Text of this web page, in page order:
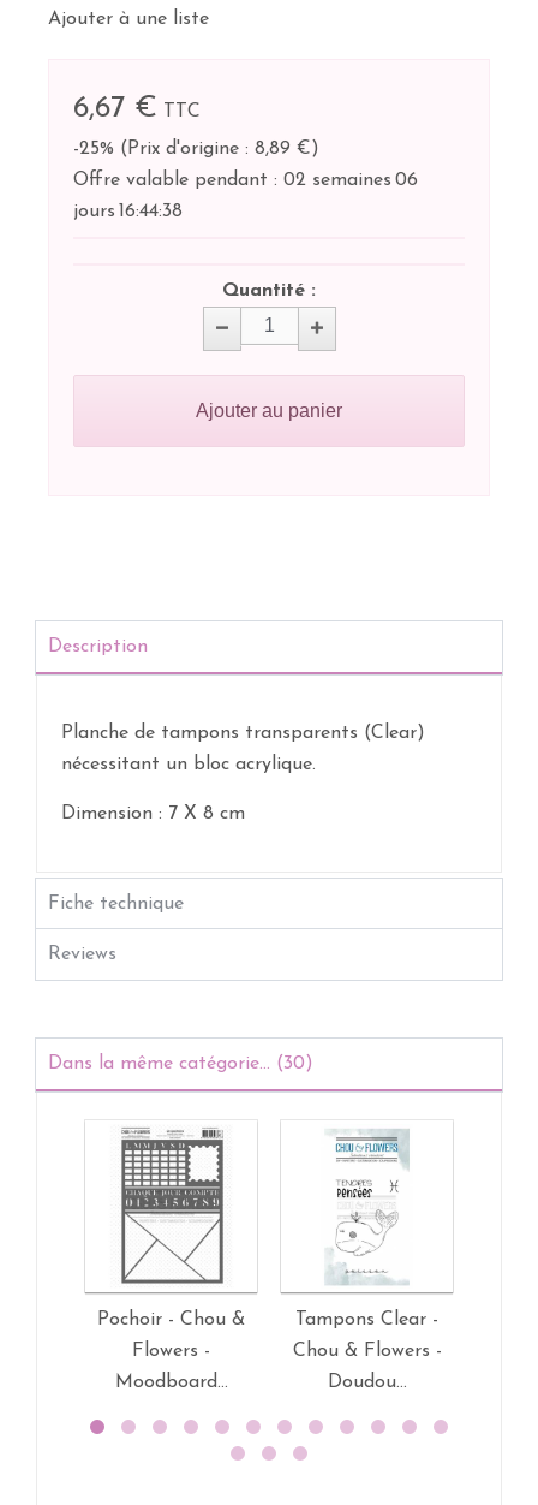
Ajouter à une liste
6,67 €
TTC
-25% ( Prix d'origine : 8,89 €)
Offre valable pendant : 02 semaines 06
jours 16:44:38
Quantité :
Ajouter au panier
Description
Planche de tampons transparents (Clear)
nécessitant un bloc acrylique.
Dimension : 7 X 8 cm
Fiche technique
Reviews
Dans la même catégorie... (30)
Pochoir - Chou &
Flowers -
Moodboard...
Tampons Clear -
Chou & Flowers -
Doudou...